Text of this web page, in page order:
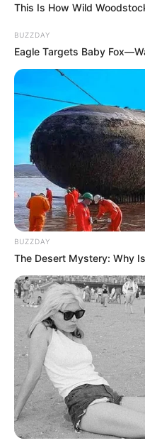
This Is How Wild
BUZZDAY
Eagle Targets Baby
BUZZDAY
The Desert Mystery: Why